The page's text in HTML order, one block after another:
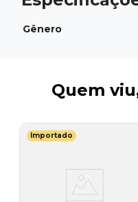
Gênero
Quem
Importado